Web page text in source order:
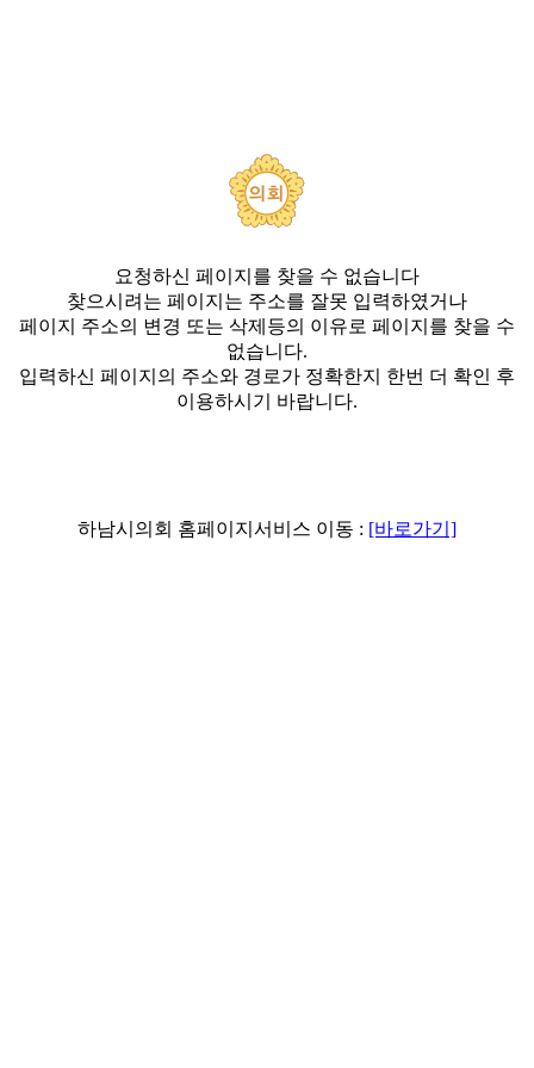
요청하신 페이지를 찾을 수 없습니다
찾으시려는 페이지는 주소를 잘못 입력하였거나
페이지 주소의 변경 또는 삭제등의 이유로 페이지를 찾을 수
없습니다.
입력하신 페이지의 주소와 경로가 정확한지 한번 더 확인 후
이용하시기 바랍니다.
하남시의회 홈페이지서비스 이동 : [바로가기]